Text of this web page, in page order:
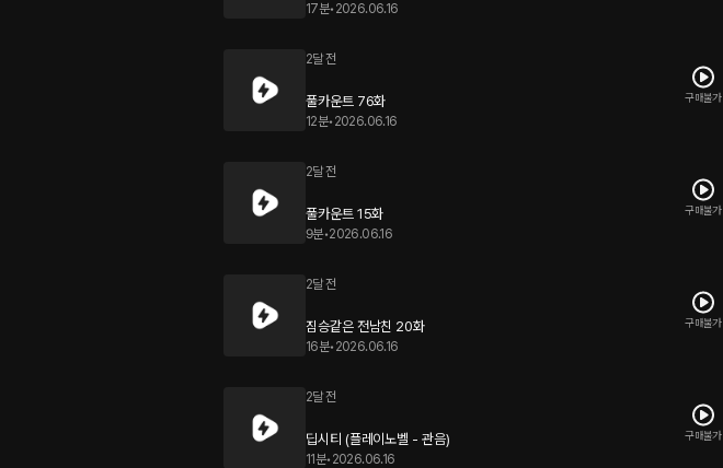
17분• 2026.06.16
2달 전
풀카운트 76화
12분• 2026.06.16
구매불가
2달 전
풀카운트 15화
9분•2026.06.16
구매불가
2달 전
짐승같은 전남친 20화
16분• 2026.06.16
구매불가
2달 전
딥시티 (플레이노벨 - 관음)
11분• 2026.06.16
구매불가